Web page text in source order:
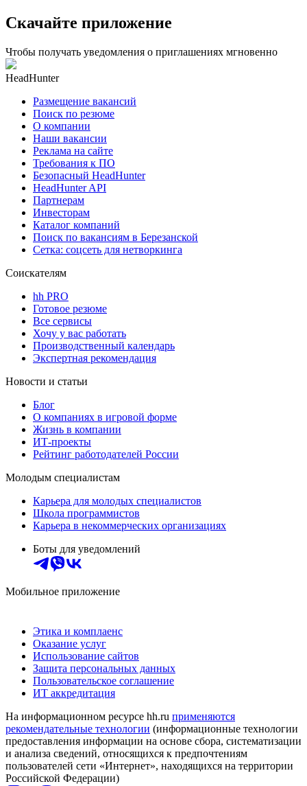
Скачайте приложение
Чтобы получать уведомления о приглашениях мгновенно
HeadHunter
Размещение вакансий
Поиск по резюме
О компании
Наши вакансии
Реклама на сайте
Требования к ПО
Безопасный HeadHunter
HeadHunter API
Партнерам
Инвесторам
Каталог компаний
Поиск по вакансиям в Березанской
Сетка: соцсеть для нетворкинга
Соискателям
hh PRO
Готовое резюме
Все сервисы
Хочу у вас работать
Производственный календарь
Экспертная рекомендация
Новости и статьи
Блог
О компаниях в игровой форме
Жизнь в компании
ИТ-проекты
Рейтинг работодателей России
Молодым специалистам
Карьера для молодых специалистов
Школа программистов
Карьера в некоммерческих организациях
Боты для уведомлений
Мобильное приложение
Этика и комплаенс
Оказание услуг
Использование сайтов
Защита персональных данных
Пользовательское соглашение
ИТ аккредитация
На информационном ресурсе hh.ru применяются
рекомендательные технологии (информационные технологии
предоставления информации на основе сбора, систематизации
и анализа сведений, относящихся к предпочтениям
пользователей сети «Интернет», находящихся на территории
Российской Федерации)